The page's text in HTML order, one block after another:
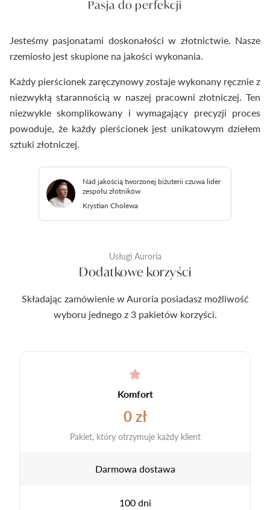
Pasja do perfekcji
Jesteśmy pasjonatami doskonałości w złotnictwie. Nasze
rzemiosło jest skupione na jakości wykonania.
Każdy pierścionek zaręczynowy zostaje wykonany ręcznie z
niezwykłą starannością w naszej pracowni złotniczej. Ten
niezwykle skomplikowany i wymagający precyzji proces
powoduje, że każdy pierścionek jest unikatowym dziełem
sztuki złotniczej.
Nad jakością tworzonej biżuterii czuwa lider
zespołu złotników
Krystian Cholewa
Usługi Auroria
Dodatkowe korzyści
Składając zamówienie w Auroria posiadasz możliwość
wyboru jednego z 3 pakietów korzyści.
Komfort
0 zł
Pakiet, który otrzymuje każdy klient
Darmowa dostawa
100 dni